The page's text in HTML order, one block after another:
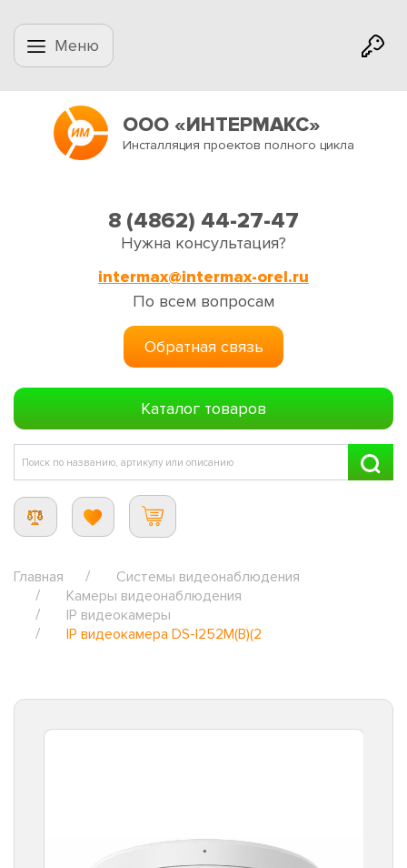
Меню
ООО «ИНТЕРМАКС»
Инсталляция проектов полного цикла
8 (4862) 44-27-47
Нужна консультация?
intermax@intermax-orel.ru
По всем вопросам
Обратная связь
Каталог товаров
Главная
Системы видеонаблюдения
Камеры видеонаблюдения
IP видеокамеры
IP видеокамера DS-I252M(B)(2